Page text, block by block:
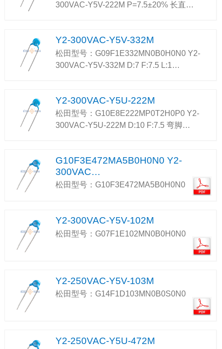
300VAC-Y5V-222M P=7.5±20% 长直…
Y2-300VAC-Y5V-332M
松田型号：G09F1E332MN0B0H0N0 Y2-
300VAC-Y5V-332M D:7 F:7.5 L:1…
Y2-300VAC-Y5U-222M
松田型号：G10E8E222MP0T2H0P0 Y2-
300VAC-Y5U-222M D:10 F:7.5 弯脚…
G10F3E472MA5B0H0N0 Y2-
300VAC…
松田型号：G10F3E472MA5B0H0N0
Y2-300VAC-Y5V-102M
松田型号：G07F1E102MN0B0H0N0
Y2-250VAC-Y5V-103M
松田型号：G14F1D103MN0B0S0N0
Y2-250VAC-Y5U-472M